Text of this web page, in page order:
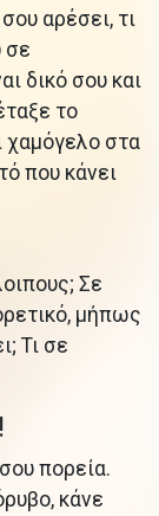
αρέσει, τι
σε
δικό σου και
το
χαμόγελο στα
που κάνει
Σε
μήπως
Τι σε
πορεία.
κάνε